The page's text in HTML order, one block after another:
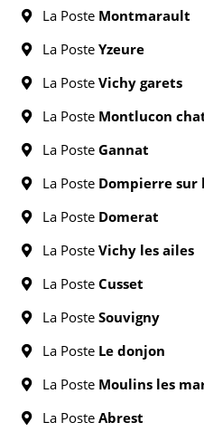
La Poste Montmarault
La Poste Yzeure
La Poste Vichy garets
La Poste Montlucon
La Poste Gannat
La Poste Dompierre sur
La Poste Domerat
La Poste Vichy les ailes
La Poste Cusset
La Poste Souvigny
La Poste Le donjon
La Poste Moulins les
La Poste Abrest